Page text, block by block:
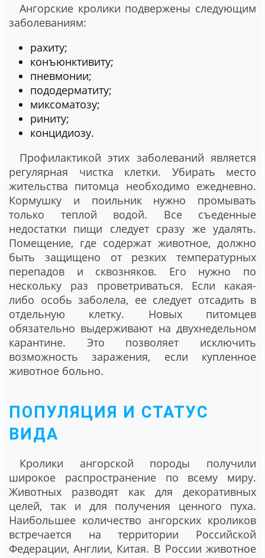
Ангорские кролики подвержены следующим
заболеваниям:
рахиту;
конъюнктивиту;
пневмонии;
пододерматиту;
миксоматозу;
риниту;
концидиозу.
Профилактикой этих заболеваний является
регулярная чистка клетки. Убирать место
жительства питомца необходимо ежедневно.
Кормушку и поильник нужно промывать
только теплой водой. Все съеденные
недостатки пищи следует сразу же удалять.
Помещение, где содержат животное, должно
быть защищено от резких температурных
перепадов и сквозняков. Его нужно по
нескольку раз проветриваться. Если какая-
либо особь заболела, ее следует отсадить в
отдельную клетку. Новых питомцев
обязательно выдерживают на двухнедельном
карантине. Это позволяет исключить
возможность заражения, если купленное
животное больно.
ПОПУЛЯЦИЯ И СТАТУС
ВИДА
Кролики ангорской породы получили
широкое распространение по всему миру.
Животных разводят как для декоративных
целей, так и для получения ценного пуха.
Наибольшее количество ангорских кроликов
встречается на территории Российской
Федерации, Англии, Китая. В России животное